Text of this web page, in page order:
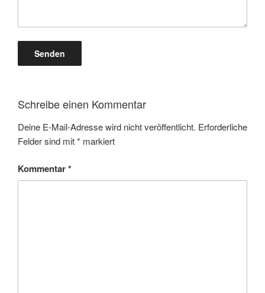
Schreibe einen Kommentar
Deine E-Mail-Adresse wird nicht veröffentlicht. Erforderliche
Felder sind mit* markiert
Kommentar*